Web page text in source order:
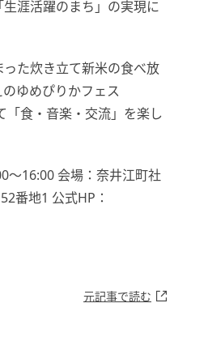
涯活躍のまち」の実現に
た炊き立て新米の食べ放
ゆめぴりかフェス
「食・音楽・交流」を楽し
～16:00 会場：奈井江町社
番地1 公式HP：
元記事で読む